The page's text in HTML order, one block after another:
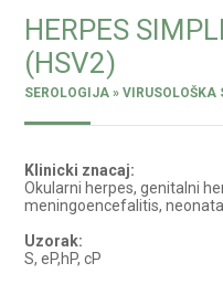
HERPES
(HSV2)
SEROLOGIJA » VIRUSOLOŠKA
Klinicki znacaj:
Okularni herpes, genitalni
meningoencefalitis,
Uzorak:
S, eP,hP, cP